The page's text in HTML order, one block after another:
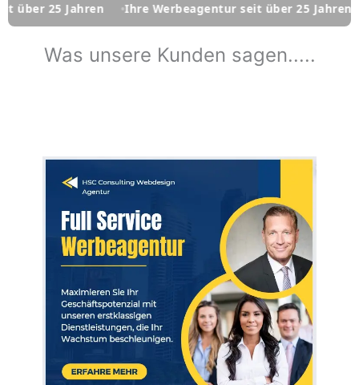
Ihre Werbeagentur seit über 25 Jahren Ihre
Was unsere Kunden sagen.....